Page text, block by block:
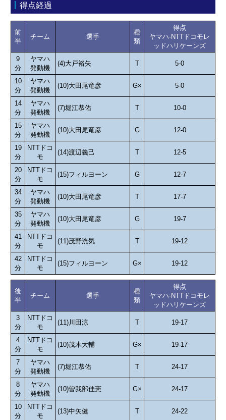
得点経過
前
半
チーム 選手
種
類
得点
ヤマハ-NTTドコモレ
ッドハリケーンズ
9
分
ヤマハ
発動機
(4)大戸裕矢 T 5-0
10
分
ヤマハ
発動機
(10)大田尾竜彦 G× 5-0
14
分
ヤマハ
発動機
(7)堀江恭佑 T 10-0
15
分
ヤマハ
発動機
(10)大田尾竜彦 G 12-0
19
分
NTTドコ
モ
(14)渡辺義己 T 12-5
20
分
NTTドコ
モ
(15)フィルヨーン G 12-7
34
分
ヤマハ
発動機
(10)大田尾竜彦 T 17-7
35
分
ヤマハ
発動機
(10)大田尾竜彦 G 19-7
41
分
NTTドコ
モ
(11)茂野洸気 T 19-12
42
分
NTTドコ
モ
(15)フィルヨーン G× 19-12
後
半
チーム 選手
種
類
得点
ヤマハ-NTTドコモレ
ッドハリケーンズ
3
分
NTTドコ
モ
(11)川田涼 T 19-17
4
分
NTTドコ
モ
(10)茂木大輔 G× 19-17
7
分
ヤマハ
発動機
(7)堀江恭佑 T 24-17
8
分
ヤマハ
発動機
(10)曽我部佳憲 G× 24-17
10
分
NTTドコ
モ
(13)中矢健 T 24-22